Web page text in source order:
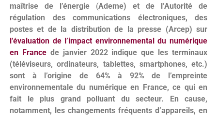
maîtrise de l’énergie (Ademe) et de l’Autorité de
régulation des communications électroniques, des
postes et de la distribution de la presse (Arcep) sur
l’évaluation de l’impact environnemental du numérique
en Francede janvier 2022 indique que les terminaux
(téléviseurs, ordinateurs, tablettes, smartphones, etc.)
sont à l’origine de 64% à 92% de l’empreinte
environnementale du numérique en France, ce qui en
fait le plus grand polluant du secteur. En cause,
notamment, les changements fréquents d’appareils, en